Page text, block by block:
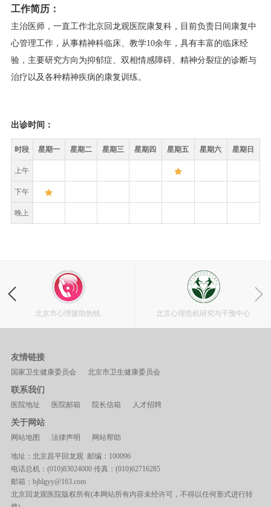
工作简历：
主治医师，一直工作北京回龙观医院康复科，目前负责日间康复中
心管理工作，从事精神科临床、教学10余年，具有丰富的临床经
验，主要研究方向为抑郁症、双相情感障碍、精神分裂症的诊断与
治疗以及各种精神疾病的康复训练。
出诊时间：
时段 星期一 星期二 星期三 星期四 星期五 星期六 星期日
上午
下午
晚上
北京市心理援助热线 北京心理危机研究与干预中心
友情链接
国家卫生健康委员会 北京市卫生健康委员会
联系我们
医院地址 医院邮箱 院长信箱 人才招聘
关于网站
网站地图 法律声明 网站帮助
地址：北京昌平回龙观 邮编：100096
电话总机：(010)83024000 传真：(010)62716285
邮箱：bjhlgyy@163.com
北京回龙观医院版权所有(本网站所有内容未经许可，不得以任何形式进行转